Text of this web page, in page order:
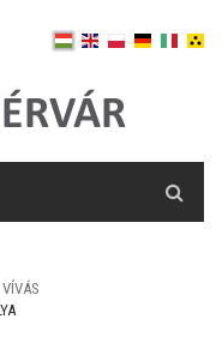
VÍVÁS